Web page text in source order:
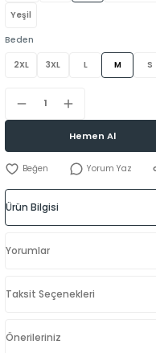
Yeşil
Beden
2XL 3XL L M S
Hemen Al
Yorum Yaz
Ürün Bilgisi
Yorumlar
Taksit Seçenekleri
Önerileriniz